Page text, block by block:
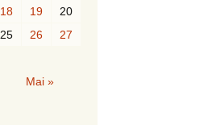
18 19
20
25 26
27
Mai »